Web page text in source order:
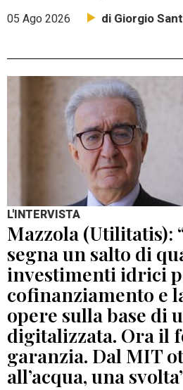
05 Ago 2026 di Giorgio
L'INTERVISTA
Mazzola (Utilitatis):
segna un salto di
investimenti idrici
cofinanziamento e
opere sulla base di
digitalizzata. Ora il
garanzia. Dal MIT
all’acqua, una